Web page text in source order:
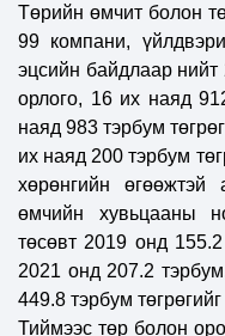
Төрийн өмчит болон
99 компани,
эцсийн байдлаар нийт
орлого, 16 их наяд
наяд 983 тэрбум
их наяд 200 тэрбум
хөрөнгийн
өмчийн хувьцааны
төсөвт 2019 онд
2021 онд 207.2
449.8 тэрбум
Тиймээс төр болон